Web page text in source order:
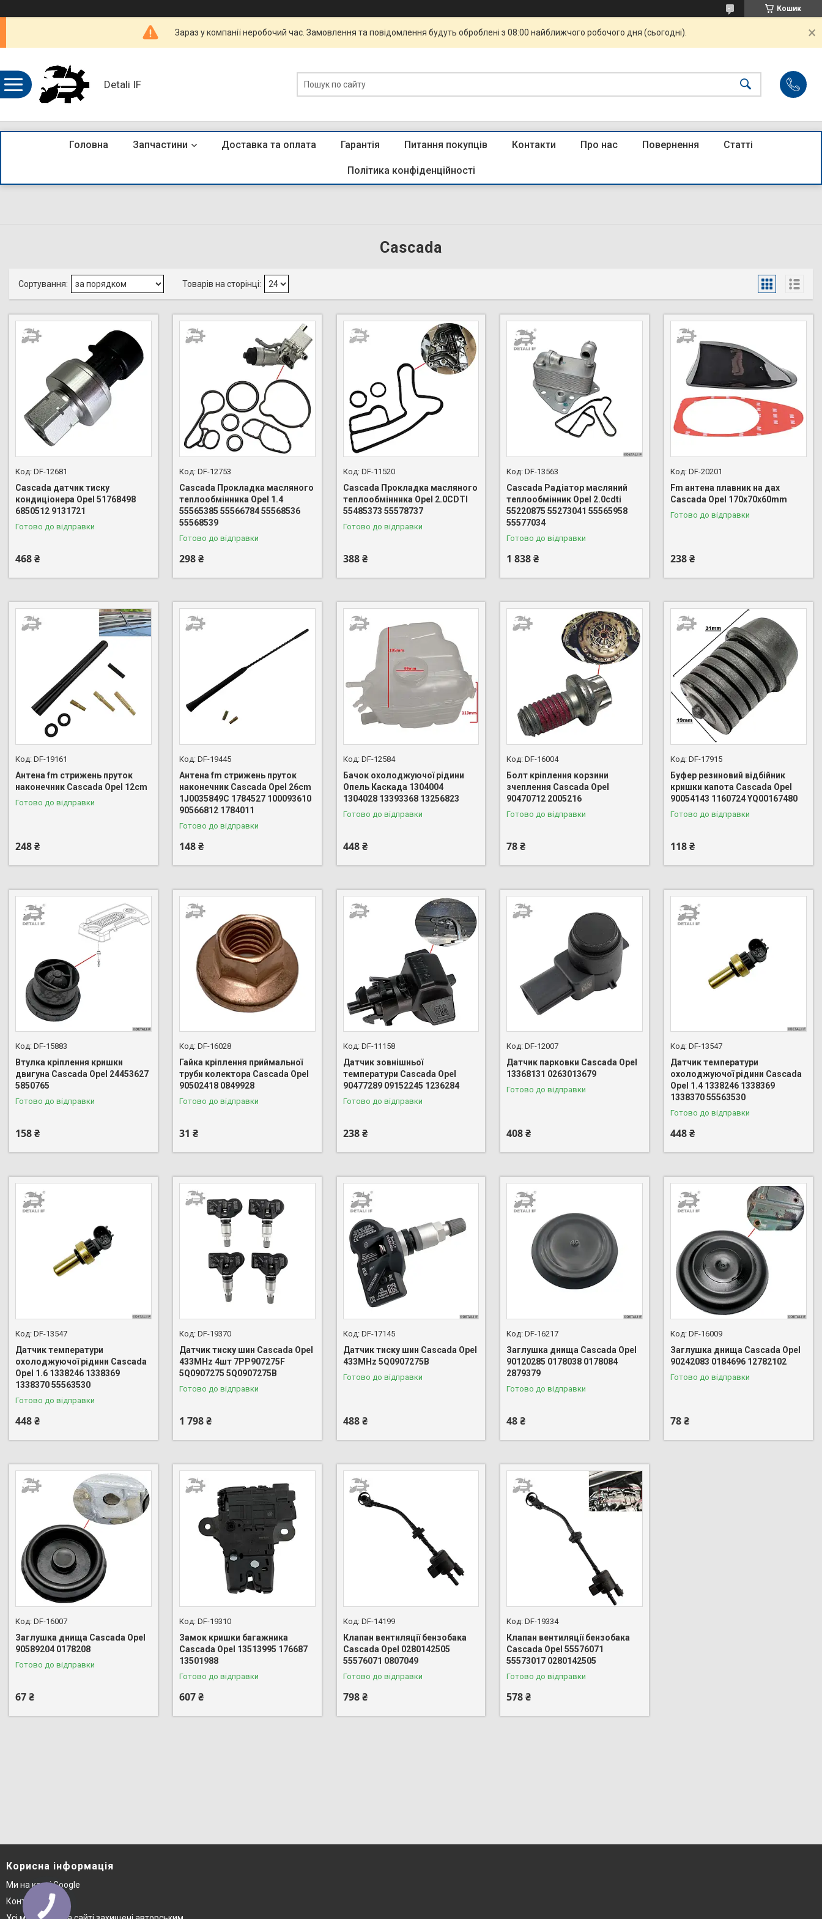
Кошик
Зараз у компанії неробочий час. Замовлення та повідомлення будуть оброблені з 08:00 найближчого робочого дня (сьогодні).
Detali IF
Головна Запчастини Доставка та оплата Гарантія Питання покупців Контакти Про нас Повернення Статті
Політика конфіденційності
Cascada
DF-12681
Cascada датчик тиску
кондиціонера Opel 51768498
6850512 9131721
Готово до відправки
468 ₴
DF-12753
Cascada Прокладка масляного
теплообмінника Opel 1.4
55565385 55566784 55568536
55568539
Готово до відправки
298 ₴
DF-11520
Cascada Прокладка масляного
теплообмінника Opel 2.0CDTI
55485373 55578737
Готово до відправки
388 ₴
DF-13563
Cascada Радіатор масляний
теплообмінник Opel 2.0cdti
55220875 55273041 55565958
55577034
Готово до відправки
1 838 ₴
DF-20201
Fm антена плавник на дах
Cascada Opel 170х70х60mm
Готово до відправки
238 ₴
DF-19161
Антена fm стрижень пруток
наконечник Cascada Opel 12cm
Готово до відправки
248 ₴
DF-19445
Антена fm стрижень пруток
наконечник Cascada Opel 26cm
1J0035849C 1784527 100093610
90566812 1784011
Готово до відправки
148 ₴
DF-12584
Бачок охолоджуючої рідини
Опель Каскада 1304004
1304028 13393368 13256823
Готово до відправки
448 ₴
DF-16004
Болт кріплення корзини
зчеплення Cascada Opel
90470712 2005216
Готово до відправки
78 ₴
DF-17915
Буфер резиновий відбійник
кришки капота Cascada Opel
90054143 1160724 YQ00167480
Готово до відправки
118 ₴
DF-15883
Втулка кріплення кришки
двигуна Cascada Opel 24453627
5850765
Готово до відправки
158 ₴
DF-16028
Гайка кріплення приймальної
труби колектора Cascada Opel
90502418 0849928
Готово до відправки
31 ₴
DF-11158
Датчик зовнішньої
температури Cascada Opel
90477289 09152245 1236284
Готово до відправки
238 ₴
DF-12007
Датчик парковки Cascada Opel
13368131 0263013679
Готово до відправки
408 ₴
DF-13547
Датчик температури
охолоджуючої рідини Cascada
Opel 1.4 1338246 1338369
1338370 55563530
Готово до відправки
448 ₴
DF-13547
Датчик температури
охолоджуючої рідини Cascada
Opel 1.6 1338246 1338369
1338370 55563530
Готово до відправки
448 ₴
DF-19370
Датчик тиску шин Cascada Opel
433MHz 4шт 7PP907275F
5Q0907275 5Q0907275B
Готово до відправки
1 798 ₴
DF-17145
Датчик тиску шин Cascada Opel
433MHz 5Q0907275B
Готово до відправки
488 ₴
DF-16217
Заглушка днища Cascada Opel
90120285 0178038 0178084
2879379
Готово до відправки
48 ₴
DF-16009
Заглушка днища Cascada Opel
90242083 0184696 12782102
Готово до відправки
78 ₴
DF-16007
Заглушка днища Cascada Opel
90589204 0178208
Готово до відправки
67 ₴
DF-19310
Замок кришки багажника
Cascada Opel 13513995 176687
13501988
Готово до відправки
607 ₴
DF-14199
Клапан вентиляції бензобака
Cascada Opel 0280142505
55576071 0807049
Готово до відправки
798 ₴
DF-19334
Клапан вентиляції бензобака
Cascada Opel 55576071
55573017 0280142505
Готово до відправки
578 ₴
Корисна інформація
Ми на карті Google
Контакти